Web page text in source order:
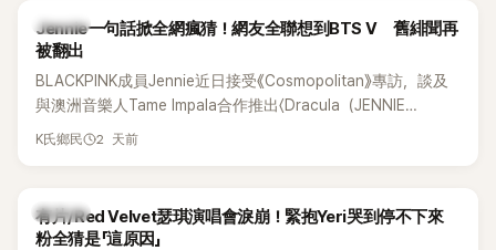
K-POP
Jennie一句話掀全網瘋猜！網友全聯想到BTS V 舊緋聞再
被翻出
BLACKPINK成員Jennie近日接受《Cosmopolitan》專訪，談及
與澳洲音樂人Tame Impala合作推出〈Dracula（JENNIE
Remix）〉的幕後故事，沒想到她一句關於「共同朋友」的回答，
K氏鄉民 2 天前
K-POP
有片/Red Velvet瑟琪演唱會淚崩！緊抱Yeri哭到停不下來
粉全猜是「這原因」